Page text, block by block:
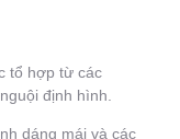
tổ hợp từ các
định hình.
dáng mái và các